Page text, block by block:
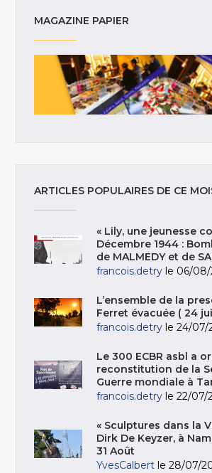
MAGAZINE PAPIER
ARTICLES POPULAIRES DE CE
« Lily, une jeunesse
Décembre 1944 :
de MALMEDY et de
francois.detry le 06/
L’ensemble de la
Ferret évacuée ( 24
francois.detry le 24/07/
Le 300 ECBR asbl a
reconstitution de la
Guerre mondiale à
francois.detry le 22/07/
« Sculptures dans la
Dirk De Keyzer, à
31 Août
YvesCalbert le 28/07/